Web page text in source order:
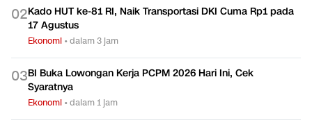
02Kado HUT ke-81 RI, Naik Transportasi DKI Cuma Rp1 pada
17 Agustus
Ekonomi •dalam 3 jam
03BI Buka Lowongan Kerja PCPM 2026 Hari Ini, Cek
Syaratnya
Ekonomi •dalam 1 jam